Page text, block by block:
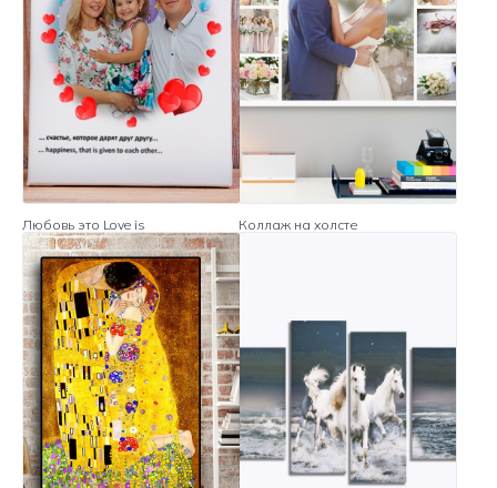
Любовь это Love is Коллаж на холсте